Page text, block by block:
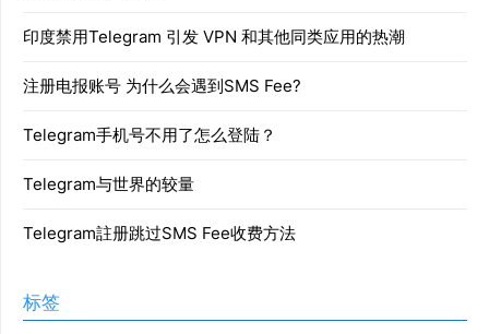
印度禁用Telegram 引发 VPN 和其他同类应用的热潮
注册电报账号 为什么会遇到SMS Fee?
Telegram手机号不用了怎么登陆？
Telegram与世界的较量
Telegram註册跳过SMS Fee收费方法
标签